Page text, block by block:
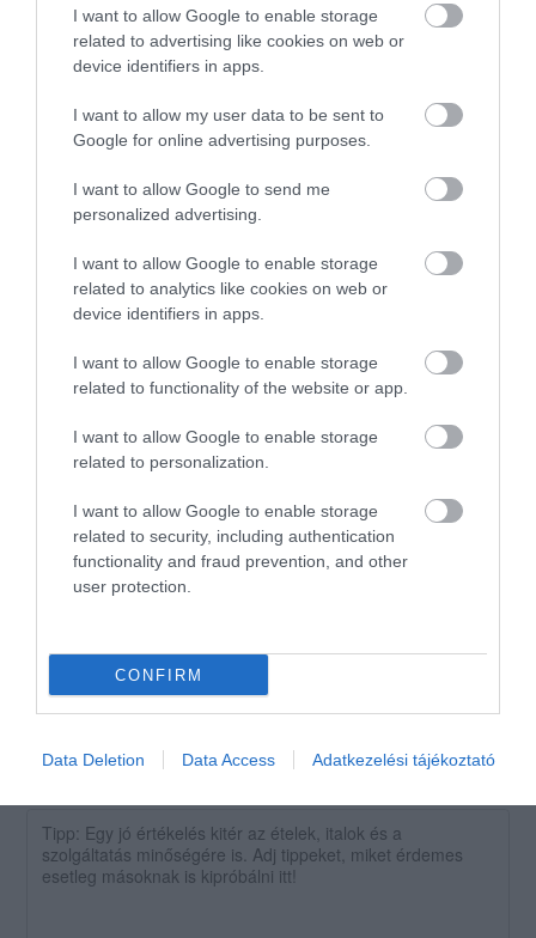
I want to allow Google to enable storage
related to advertising like cookies on web or
device identifiers in apps.
I want to allow my user data to be sent to
Google for online advertising purposes.
I want to allow Google to send me
personalized advertising.
I want to allow Google to enable storage
related to analytics like cookies on web or
device identifiers in apps.
I want to allow Google to enable storage
related to functionality of the website or app.
I want to allow Google to enable storage
related to personalization.
I want to allow Google to enable storage
related to security, including authentication
functionality and fraud prevention, and other
user protection.
CONFIRM
Data Deletion Data Access Adatkezelési tájékoztató
Keszthelyi Adél
2019. December 13.
Igazi, házias ételek, közvetlen,
kedves kiszolgálás. Szeretjük
Jelentés
2018. Május 26.
szeretem
Kárpáti Sándor
2016. Szeptember 12.
Értékelném de nincs mit. Ma
felkerestem.De a nyitvatartási
idő náluk csak egy "cetli". Amit
nem kell betartani. ezért csak
Értékeld Te is!